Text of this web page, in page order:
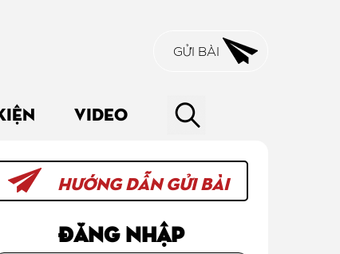
GỬI BÀI
VIDEO
HƯỚNG DẪN GỬI BÀI
Đăng nhập